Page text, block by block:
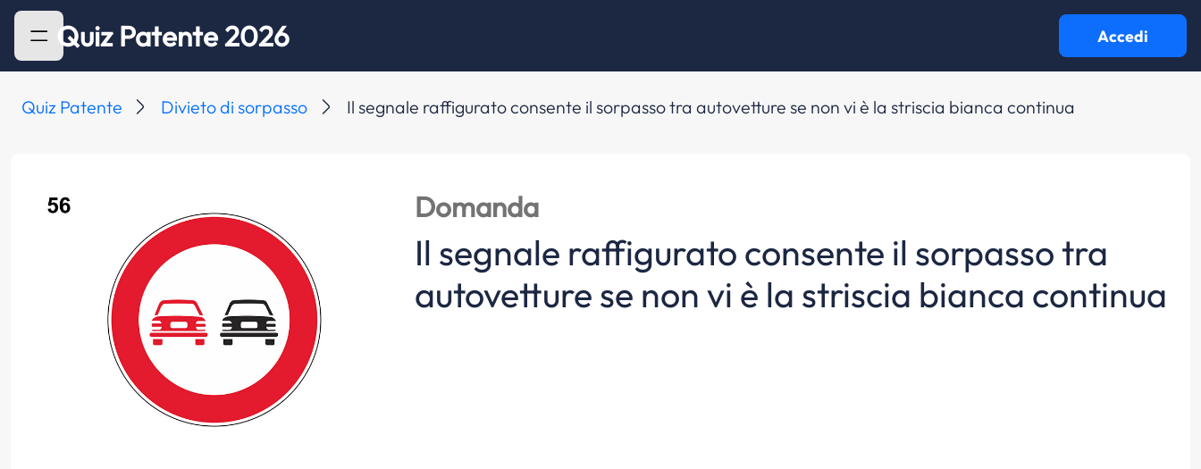
Quiz Patente 2026 Accedi
Quiz Patente Divieto di sorpasso Il segnale raffigurato consente il sorpasso tra autovetture se non vi è la striscia bianca continua
Domanda
Il segnale raffigurato consente il sorpasso tra
autovetture se non vi è la striscia bianca continua